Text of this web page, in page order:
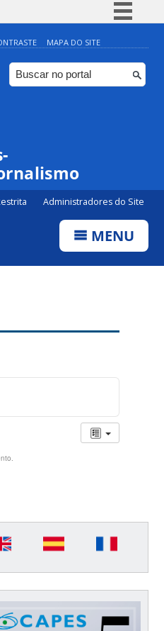
Simplifique!
Comunica BR
Participe
MAPA DO SITE
Administradores do Site
MENU